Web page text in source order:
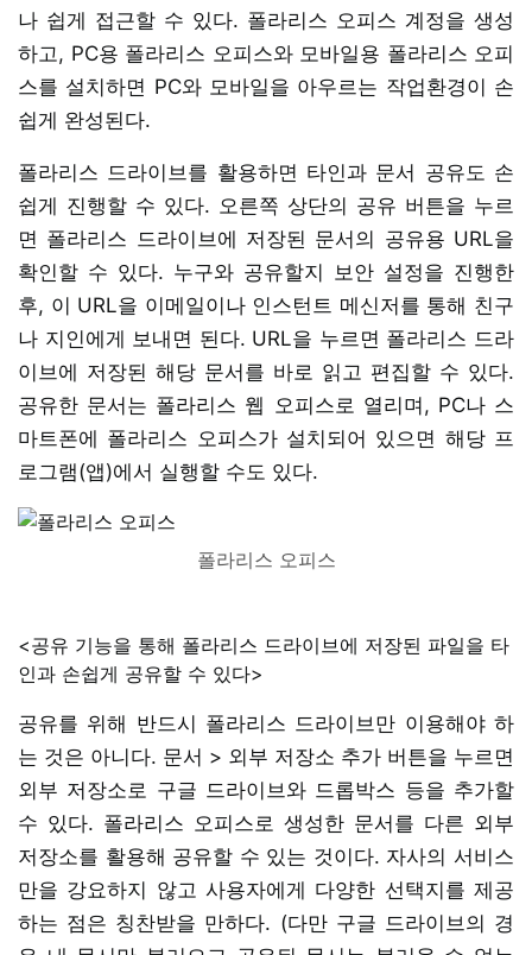
나 쉽게 접근할 수 있다. 폴라리스 오피스 계정을 생성
하고, PC용 폴라리스 오피스와 모바일용 폴라리스 오피
스를 설치하면 PC와 모바일을 아우르는 작업환경이 손
쉽게 완성된다.
폴라리스 드라이브를 활용하면 타인과 문서 공유도 손
쉽게 진행할 수 있다. 오른쪽 상단의 공유 버튼을 누르
면 폴라리스 드라이브에 저장된 문서의 공유용 URL을
확인할 수 있다. 누구와 공유할지 보안 설정을 진행한
후, 이 URL을 이메일이나 인스턴트 메신저를 통해 친구
나 지인에게 보내면 된다. URL을 누르면 폴라리스 드라
이브에 저장된 해당 문서를 바로 읽고 편집할 수 있다.
공유한 문서는 폴라리스 웹 오피스로 열리며, PC나 스
마트폰에 폴라리스 오피스가 설치되어 있으면 해당 프
로그램(앱)에서 실행할 수도 있다.
폴라리스 오피스
<공유 기능을 통해 폴라리스 드라이브에 저장된 파일을 타
인과 손쉽게 공유할 수 있다>
공유를 위해 반드시 폴라리스 드라이브만 이용해야 하
는 것은 아니다. 문서 > 외부 저장소 추가 버튼을 누르면
외부 저장소로 구글 드라이브와 드롭박스 등을 추가할
수 있다. 폴라리스 오피스로 생성한 문서를 다른 외부
저장소를 활용해 공유할 수 있는 것이다. 자사의 서비스
만을 강요하지 않고 사용자에게 다양한 선택지를 제공
하는 점은 칭찬받을 만하다. (다만 구글 드라이브의 경